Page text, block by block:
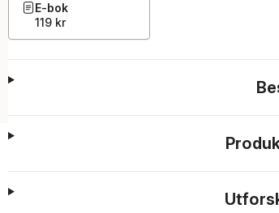
E-bok
119 kr